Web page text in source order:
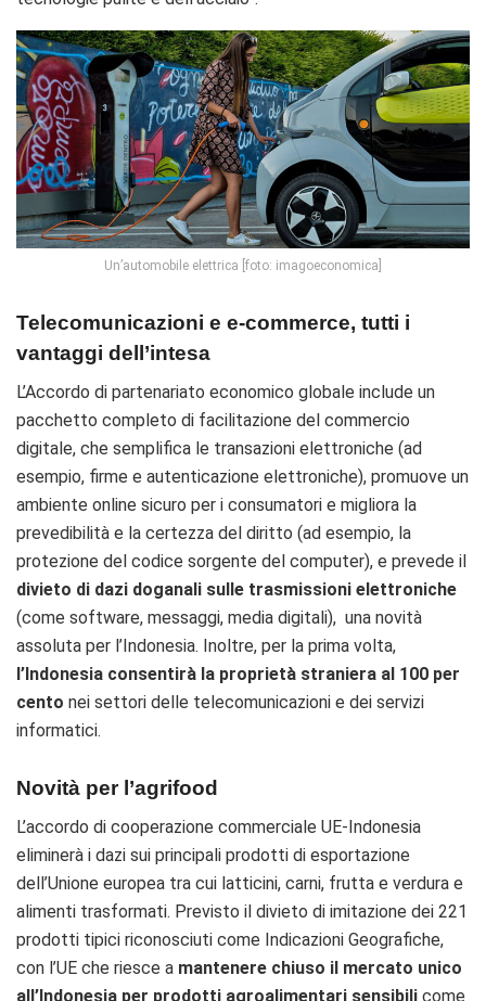
Un’automobile elettrica [foto: imagoeconomica]
Telecomunicazioni e e-commerce, tutti i
vantaggi dell’intesa
L’Accordo di partenariato economico globale include un
pacchetto completo di facilitazione del commercio
digitale, che semplifica le transazioni elettroniche (ad
esempio, firme e autenticazione elettroniche), promuove un
ambiente online sicuro per i consumatori e migliora la
prevedibilità e la certezza del diritto (ad esempio, la
protezione del codice sorgente del computer), e prevede il
divieto di dazi doganali sulle trasmissioni elettroniche
(come software, messaggi, media digitali), una novità
assoluta per l’Indonesia. Inoltre, per la prima volta,
l’Indonesia consentirà la proprietà straniera al 100 per
cento nei settori delle telecomunicazioni e dei servizi
informatici.
Novità per l’agrifood
L’accordo di cooperazione commerciale UE-Indonesia
eliminerà i dazi sui principali prodotti di esportazione
dell’Unione europea tra cui latticini, carni, frutta e verdura e
alimenti trasformati. Previsto il divieto di imitazione dei 221
prodotti tipici riconosciuti come Indicazioni Geografiche,
con l’UE che riesce a mantenere chiuso il mercato unico
all’Indonesia per prodotti agroalimentari sensibili come